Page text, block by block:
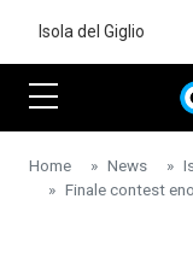
Isola del Giglio
Home News
Finale contest